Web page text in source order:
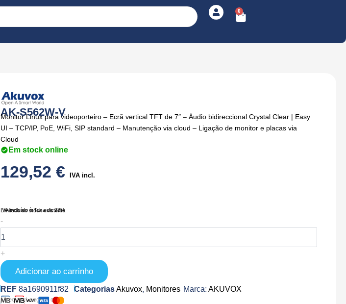
0
Cart
AK-S562W-V
Monitor Linux para videoporteiro – Ecrã vertical TFT de 7″ – Áudio bidireccional Crystal Clear | Easy
UI – TCP/IP, PoE, WiFi, SIP standard – Manutenção via cloud – Ligação de monitor e placas via
Cloud
Em stock online
129,52€ IVA incl.
IVA Incluído à Taxa de 23%
Limitado ao stock existente.
-Quantidade
de
AK-
S562W-
V
+
Adicionar ao carrinho
REF8a1690911f82 CategoriasAkuvox, Monitores Marca: AKUVOX
Checkout seguro com